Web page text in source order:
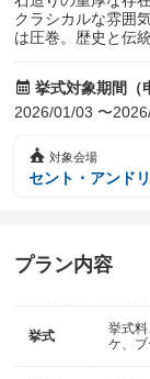
クラシカルな雰囲
は圧巻。歴史と伝
挙式対象期間（
2026/01/03 〜
対象会場
セント・アンド
プラン内容
挙式
挙式
ケ、